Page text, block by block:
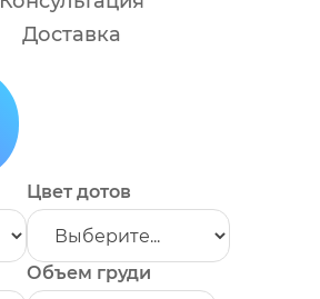
Цвет дотов
Объем груди
Доставка